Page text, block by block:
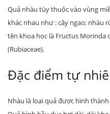
Quả nhàu tùy thuộc vào vùng
khác nhau như : cây ngao; nhàu
tên khoa học là Fructus Morinda
(Rubiaceae).
Đặc điểm tự
Nhàu là loại quả được hình